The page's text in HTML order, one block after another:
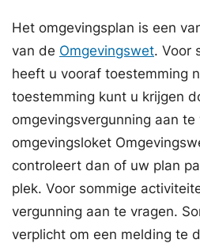
Het omgevingsplan is een
van de Omgevingswet. Voor
heeft u vooraf toestemming
toestemming kunt u krijgen
omgevingsvergunning aan
omgevingsloket
controleert dan of uw plan
plek. Voor sommige
vergunning aan te vragen.
verplicht om een melding te